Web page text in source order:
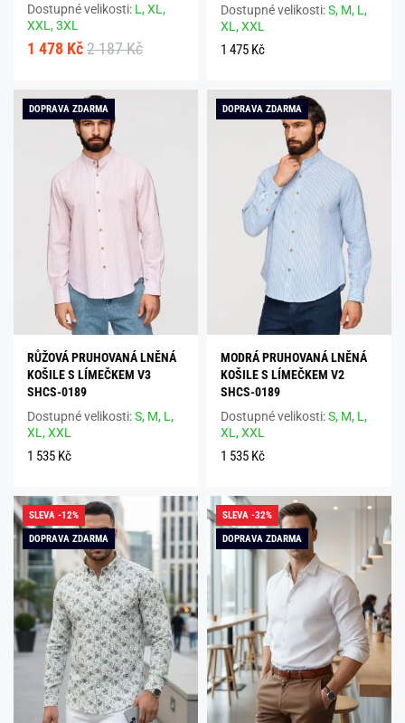
Dostupné velikosti: L,XL,
XXL,3XL
1 478 Kč 2 187 Kč
Dostupné velikosti:S, M, L,
XL,XXL
1 475 Kč
DOPRAVA ZDARMA
RŮŽOVÁ PRUHOVANÁ LNĚNÁ
KOŠILE S LÍMEČKEM V3
SHCS-0189
Dostupné velikosti:S, M, L,
XL,XXL
1 535 Kč
DOPRAVA ZDARMA
MODRÁ PRUHOVANÁ LNĚNÁ
KOŠILE S LÍMEČKEM V2
SHCS-0189
Dostupné velikosti:S, M, L,
XL,XXL
1 535 Kč
SLEVA -12%
DOPRAVA ZDARMA
SLEVA -32%
DOPRAVA ZDARMA